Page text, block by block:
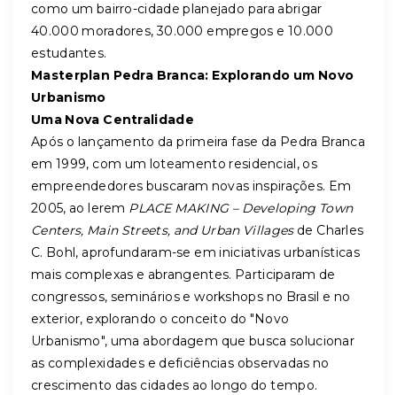
como um bairro-cidade planejado para abrigar
40.000 moradores, 30.000 empregos e 10.000
estudantes.
Masterplan Pedra Branca: Explorando um Novo
Urbanismo
Uma Nova Centralidade
Após o lançamento da primeira fase da Pedra Branca
em 1999, com um loteamento residencial, os
empreendedores buscaram novas inspirações. Em
2005, ao lerem PLACE MAKING – Developing Town
Centers, Main Streets, and Urban Villagesde Charles
C. Bohl, aprofundaram-se em iniciativas urbanísticas
mais complexas e abrangentes. Participaram de
congressos, seminários e workshops no Brasil e no
exterior, explorando o conceito do "Novo
Urbanismo", uma abordagem que busca solucionar
as complexidades e deficiências observadas no
crescimento das cidades ao longo do tempo.